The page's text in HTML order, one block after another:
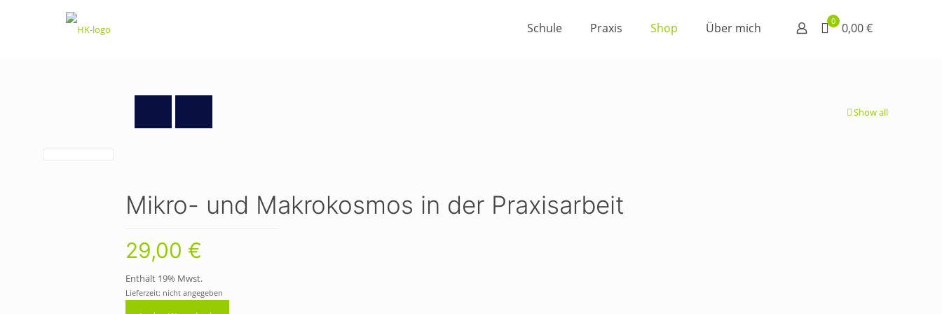
Schule Praxis Shop Über mich 0 0,00 €
Show all
Mikro- und Makrokosmos in der Praxisarbeit
29,00 €
Enthält 19% Mwst.
Lieferzeit: nicht angegeben